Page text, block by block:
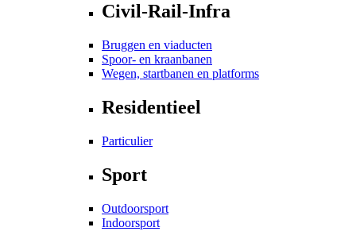
Civil-Rail-Infra
Bruggen en viaducten
Spoor- en kraanbanen
Wegen, startbanen en platforms
Residentieel
Particulier
Sport
Outdoorsport
Indoorsport